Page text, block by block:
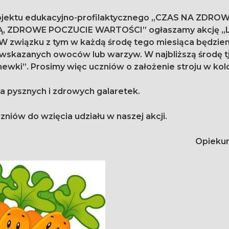
edukacyjno-profilaktycznego „CZAS NA
związku z tym w każdą środę tego miesiąca
owoców lub warzyw. W najbliższą środę
Prosimy więc uczniów o założenie stroju w
pysznych i zdrowych galaretek.
do wzięcia udziału w naszej akcji.